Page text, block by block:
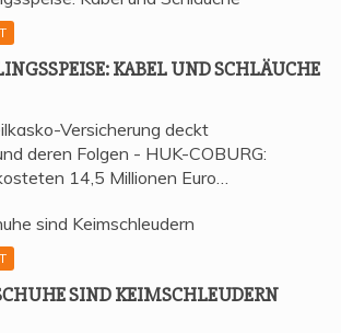
KABEL UND SCHLÄUCHE
Versicherung deckt
deren Folgen - HUK-COBURG:
14,5 Millionen Euro…
SIND KEIMSCHLEUDERN